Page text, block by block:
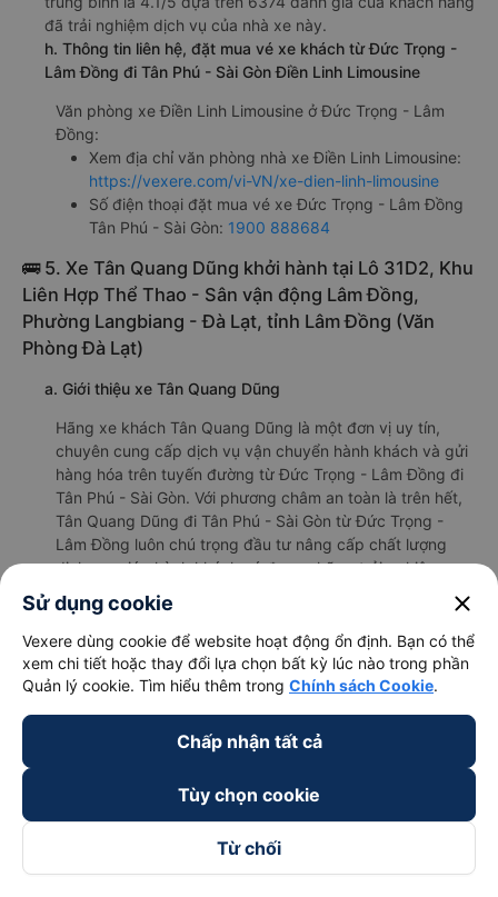
đã trải nghiệm dịch vụ của nhà xe này.
h. Thông tin liên hệ, đặt mua vé xe khách từ Đức Trọng -
Lâm Đồng đi Tân Phú - Sài Gòn Điền Linh Limousine
Văn phòng xe Điền Linh Limousine ở Đức Trọng - Lâm
Đồng:
Xem địa chỉ văn phòng nhà xe Điền Linh Limousine:
https://vexere.com/vi-VN/xe-dien-linh-limousine
Số điện thoại đặt mua vé xe Đức Trọng - Lâm Đồng
Tân Phú - Sài Gòn: 1900 888684
🚌 5. Xe Tân Quang Dũng khởi hành tại Lô 31D2, Khu
Liên Hợp Thể Thao - Sân vận động Lâm Đồng,
Phường Langbiang - Đà Lạt, tỉnh Lâm Đồng (Văn
Phòng Đà Lạt)
a. Giới thiệu xe Tân Quang Dũng
Hãng xe khách Tân Quang Dũng là một đơn vị uy tín,
chuyên cung cấp dịch vụ vận chuyển hành khách và gửi
hàng hóa trên tuyến đường từ Đức Trọng - Lâm Đồng đi
Tân Phú - Sài Gòn. Với phương châm an toàn là trên hết,
Tân Quang Dũng đi Tân Phú - Sài Gòn từ Đức Trọng -
Lâm Đồng luôn chú trọng đầu tư nâng cấp chất lượng
dịch vụ, giúp hành khách có được những trải nghiệm
thoải mái nhất suốt hành trình di chuyển.
b. Hình ảnh xe Tân Quang Dũng
Sử dụng cookie close
Vexere dùng cookie để website hoạt động ổn định. Bạn có thể
xem chi tiết hoặc thay đổi lựa chọn bất kỳ lúc nào trong phần
Quản lý cookie. Tìm hiểu thêm trong Chính sách Cookie.
Chấp nhận tất cả
Tùy chọn cookie
Từ chối